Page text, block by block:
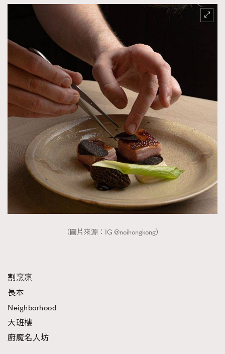
（圖片來源：IG @noihongkong）
割烹凜
長本
Neighborhood
大班樓
廚魔名人坊